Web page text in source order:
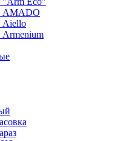
AMADO
Aiello